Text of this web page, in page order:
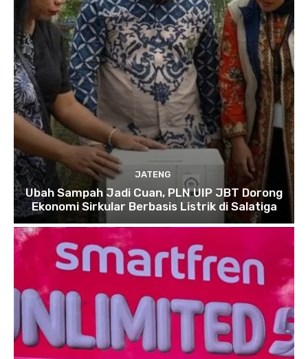
JATENG
Ubah Sampah Jadi Cuan, PLN UIP JBT Dorong
Ekonomi Sirkular Berbasis Listrik di Salatiga